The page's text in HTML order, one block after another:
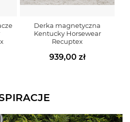
Derka magnetyczna
Kentucky Horsewear
Recuptex
939,00 zł